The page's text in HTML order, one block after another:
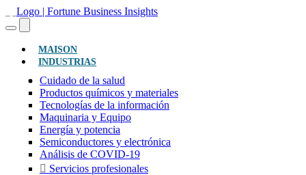
MAISON(ACTUAL)
INDUSTRIAS
Cuidado de la salud
Productos químicos y materiales
Tecnologías de la información
Maquinaria y Equipo
Energía y potencia
Semiconductores y electrónica
Análisis de COVID-19
Servicios profesionales